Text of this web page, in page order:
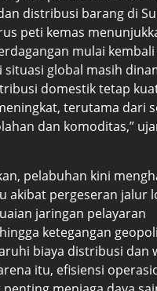
distribusi barang di
peti kemas
mulai kembali
situasi global masih
domestik tetap
terutama dari
dan komoditas,”
pelabuhan kini
akibat pergeseran jalur
jaringan pelayaran
ketegangan
biaya distribusi dan
itu, efisiensi